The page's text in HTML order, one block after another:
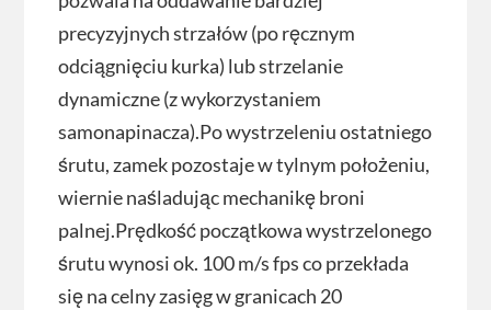
precyzyjnych strzałów (po ręcznym
odciągnięciu kurka) lub strzelanie
dynamiczne (z wykorzystaniem
samonapinacza).Po wystrzeleniu ostatniego
śrutu, zamek pozostaje w tylnym położeniu,
wiernie naśladując mechanikę broni
palnej.Prędkość początkowa wystrzelonego
śrutu wynosi ok. 100 m/s fps co przekłada
się na celny zasięg w granicach 20